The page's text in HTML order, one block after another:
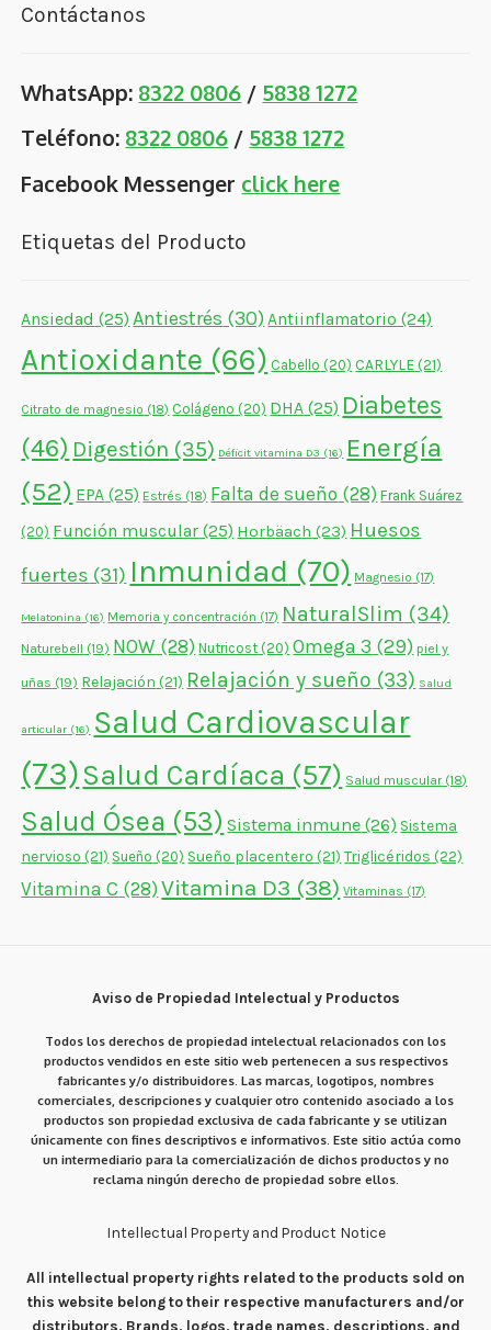
Contáctanos
WhatsApp: 8322 0806 / 5838 1272
Teléfono: 8322 0806 / 5838 1272
Facebook Messenger click here
Etiquetas del Producto
Ansiedad (25) Antiestrés (30) Antiinflamatorio (24)
Antioxidante (66) Cabello (20) CARLYLE(21)
Citrato de magnesio (18) Colágeno (20) DHA (25) Diabetes
(46) Digestión (35) Déficit vitamina D3 (16) Energía
(52) EPA (25) Estrés (18) Falta de sueño (28) Frank Suárez
(20) Función muscular (25) Horbäach (23) Huesos
fuertes (31) Inmunidad (70) Magnesio (17)
Melatonina (16) Memoria y concentración (17) NaturalSlim (34)
Naturebell (19) NOW (28) Nutricost (20) Omega 3 (29) piel y
uñas (19) Relajación (21) Relajación y sueño (33) Salud
articular (16) Salud Cardiovascular
(73)Salud Cardíaca (57) Salud muscular(18)
Salud Ósea (53) Sistema inmune (26) Sistema
nervioso (21) Sueño (20) Sueño placentero (21) Triglicéridos (22)
Vitamina C (28) Vitamina D3 (38) Vitaminas (17)
Aviso de Propiedad Intelectual y Productos
Todos los derechos de propiedad intelectual relacionados con los
productos vendidos en este sitio web pertenecen a sus respectivos
fabricantes y/o distribuidores. Las marcas, logotipos, nombres
comerciales, descripciones y cualquier otro contenido asociado a los
productos son propiedad exclusiva de cada fabricante y se utilizan
únicamente con fines descriptivos e informativos. Este sitio actúa como
un intermediario para la comercialización de dichos productos y no
reclama ningún derecho de propiedad sobre ellos.
Intellectual Property and Product Notice
All intellectual property rights related to the products sold on
this website belong to their respective manufacturers and/or
distributors. Brands, logos, trade names, descriptions, and